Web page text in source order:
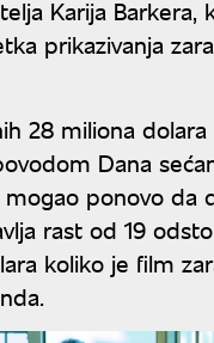
Karija Barkera,
prikazivanja
28 miliona
Dana
ponovo da
rast od 19
koliko je film